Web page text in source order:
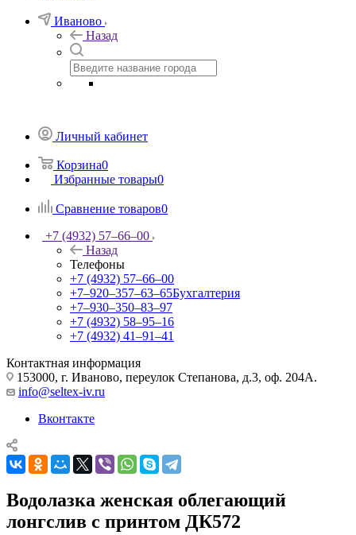
Иваново
Назад
Личный кабинет
Корзина0
Избранные товары0
Сравнение товаров0
+7 (4932) 57‒66‒00
Назад
Телефоны
+7 (4932) 57‒66‒00
+7‒920‒357‒63‒65Бухгалтерия
+7‒930‒350‒83‒97
+7 (4932) 58‒95‒16
+7 (4932) 41‒91‒41
Контактная информация
153000, г. Иваново, переулок Степанова, д.3, оф. 204А.
info@seltex-iv.ru
Вконтакте
Водолазка женская облегающий
лонгслив с принтом ДК572